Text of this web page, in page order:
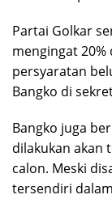
Partai Golkar
mengingat
persyaratan
Bangko di
Bangko juga
dilakukan akan
calon. Meski
tersendiri